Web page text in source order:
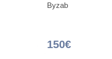
Byzab
150€